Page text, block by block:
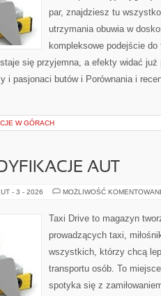
par, znajdziesz tu
utrzymania obuwia w
kompleksowe podejście
się przyjemna, a efekty widać
i pasjonaci butów i Porównania i
W GÓRACH
AUT
- 3 - 2026 MOŻLIWOŚĆ
Taxi Drive to magazyn
prowadzących taxi,
wszystkich, którzy chcą
transportu osób. To
spotyka się z